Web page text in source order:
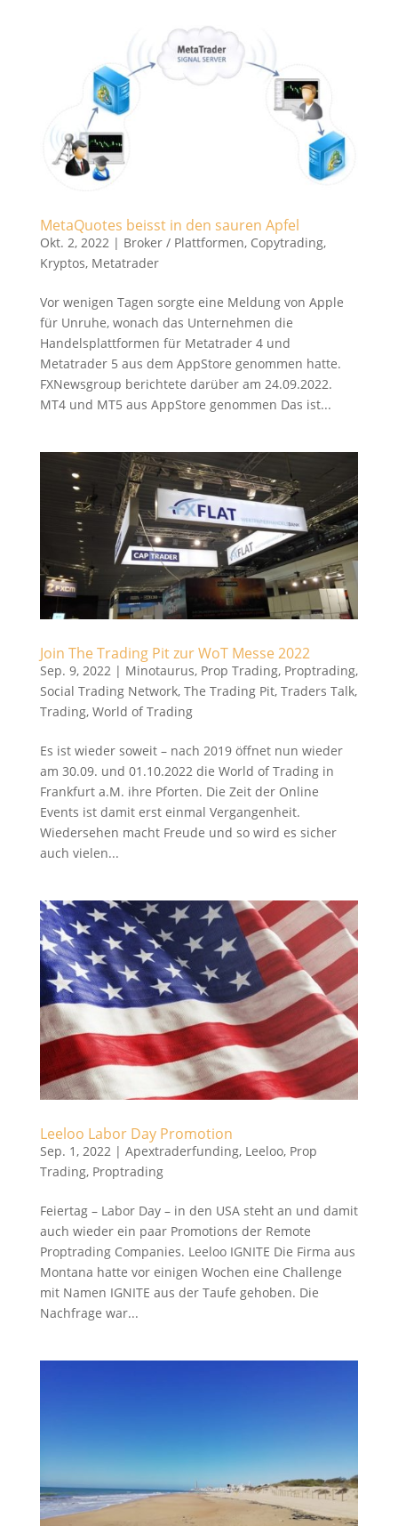
MetaQuotes beisst in den sauren Apfel
Okt. 2, 2022| Broker / Plattformen, Copytrading,
Kryptos, Metatrader
Vor wenigen Tagen sorgte eine Meldung von Apple
für Unruhe, wonach das Unternehmen die
Handelsplattformen für Metatrader 4 und
Metatrader 5 aus dem AppStore genommen hatte.
FXNewsgroup berichtete darüber am 24.09.2022.
MT4 und MT5 aus AppStore genommen Das ist...
Join The Trading Pit zur WoT Messe 2022
Sep. 9, 2022| Minotaurus, Prop Trading, Proptrading,
Social Trading Network, The Trading Pit, Traders Talk,
Trading, World of Trading
Es ist wieder soweit – nach 2019 öffnet nun wieder
am 30.09. und 01.10.2022 die World of Trading in
Frankfurt a.M. ihre Pforten. Die Zeit der Online
Events ist damit erst einmal Vergangenheit.
Wiedersehen macht Freude und so wird es sicher
auch vielen...
Leeloo Labor Day Promotion
Sep. 1, 2022| Apextraderfunding, Leeloo, Prop
Trading, Proptrading
Feiertag – Labor Day – in den USA steht an und damit
auch wieder ein paar Promotions der Remote
Proptrading Companies. Leeloo IGNITE Die Firma aus
Montana hatte vor einigen Wochen eine Challenge
mit Namen IGNITE aus der Taufe gehoben. Die
Nachfrage war...